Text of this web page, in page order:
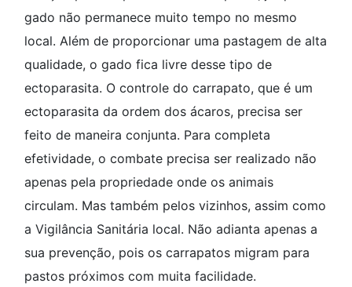
gado não permanece muito tempo no mesmo
local. Além de proporcionar uma pastagem de alta
qualidade, o gado fica livre desse tipo de
ectoparasita. O controle do carrapato, que é um
ectoparasita da ordem dos ácaros, precisa ser
feito de maneira conjunta. Para completa
efetividade, o combate precisa ser realizado não
apenas pela propriedade onde os animais
circulam. Mas também pelos vizinhos, assim como
a Vigilância Sanitária local. Não adianta apenas a
sua prevenção, pois os carrapatos migram para
pastos próximos com muita facilidade.